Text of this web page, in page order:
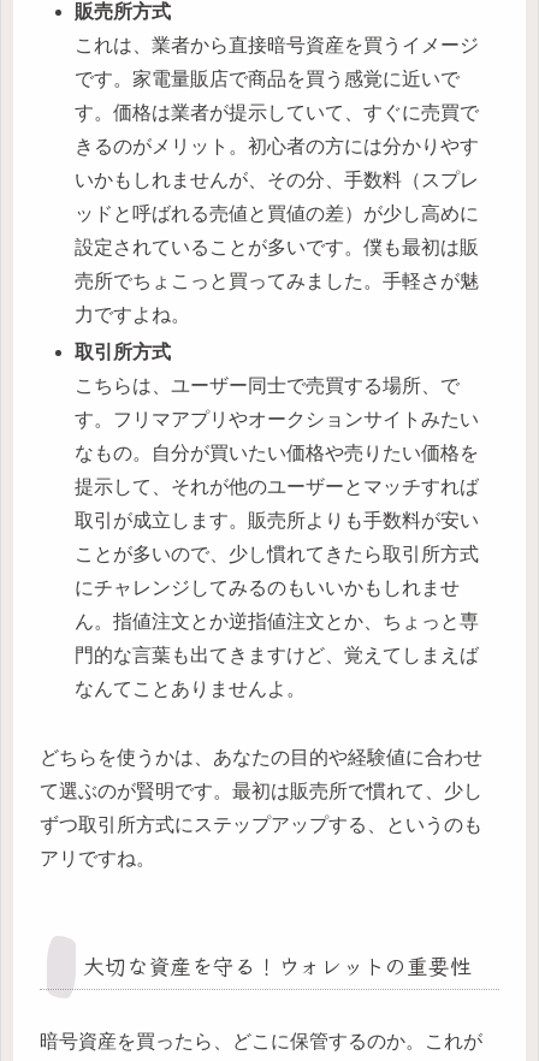
販売所方式
これは、業者から直接暗号資産を買うイメージ
です。家電量販店で商品を買う感覚に近いで
す。価格は業者が提示していて、すぐに売買で
きるのがメリット。初心者の方には分かりやす
いかもしれませんが、その分、手数料（スプレ
ッドと呼ばれる売値と買値の差）が少し高めに
設定されていることが多いです。僕も最初は販
売所でちょこっと買ってみました。手軽さが魅
力ですよね。
取引所方式
こちらは、ユーザー同士で売買する場所、で
す。フリマアプリやオークションサイトみたい
なもの。自分が買いたい価格や売りたい価格を
提示して、それが他のユーザーとマッチすれば
取引が成立します。販売所よりも手数料が安い
ことが多いので、少し慣れてきたら取引所方式
にチャレンジしてみるのもいいかもしれませ
ん。指値注文とか逆指値注文とか、ちょっと専
門的な言葉も出てきますけど、覚えてしまえば
なんてことありませんよ。
どちらを使うかは、あなたの目的や経験値に合わせ
て選ぶのが賢明です。最初は販売所で慣れて、少し
ずつ取引所方式にステップアップする、というのも
アリですね。
大切な資産を守る！ウォレットの重要性
暗号資産を買ったら、どこに保管するのか。これが